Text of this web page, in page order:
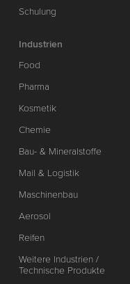
Schulung
Industrien
Food
Pharma
Kosmetik
Chemie
Bau- & Mineralstoffe
Mail & Logistik
Maschinenbau
Aerosol
Reifen
Weitere Industrien /
Technische Produkte